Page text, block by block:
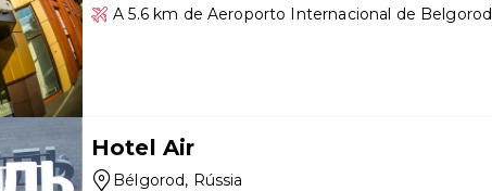
A 5.6 km de Aeroporto Internacional de Belgorod
Hotel Air
Bélgorod, Rússia